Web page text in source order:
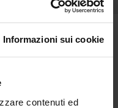
Informazioni sui cookie
contenuti ed